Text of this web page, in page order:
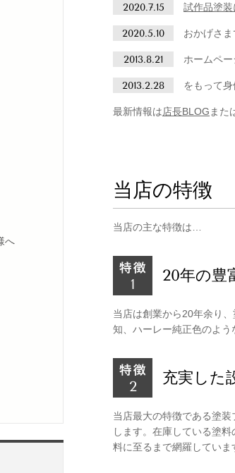
2020.7.15 試作品塗装
2020.5.10 おかげさま
2013.8.21 ホームペ
2013.2.28 をもって
最新情報は店長BLOG また
当店の特徴
当店の主な特徴は…
20年の豊
当店は創業から20年余り
知、ハーレー純正色のよう
充実した
当店最大の特徴である塗
します。在庫している塗
料に至るまで網羅していま
へ